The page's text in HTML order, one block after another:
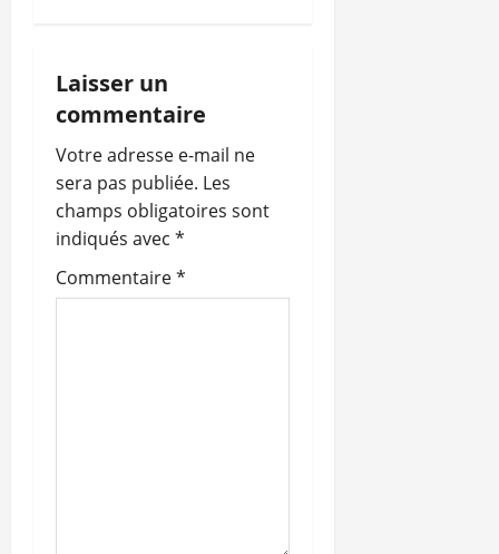
t
i
o
n
d
’
Laisser un
commentaire
Votre adresse e-mail ne
sera pas publiée. Les
champs obligatoires sont
indiqués avec *
Commentaire*